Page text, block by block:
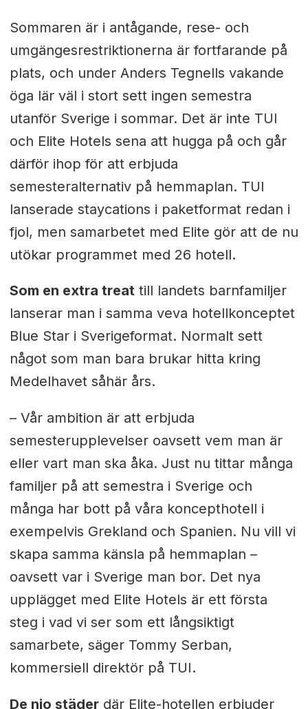
Sommaren är i antågande, rese- och
umgängesrestriktionerna är fortfarande på
plats, och under Anders Tegnells vakande
öga lär väl i stort sett ingen semestra
utanför Sverige i sommar. Det är inte TUI
och Elite Hotels sena att hugga på och går
därför ihop för att erbjuda
semesteralternativ på hemmaplan. TUI
lanserade staycations i paketformat redan i
fjol, men samarbetet med Elite gör att de nu
utökar programmet med 26 hotell.
Som en extra treattill landets barnfamiljer
lanserar man i samma veva hotellkonceptet
Blue Star i Sverigeformat. Normalt sett
något som man bara brukar hitta kring
Medelhavet såhär års.
– Vår ambition är att erbjuda
semesterupplevelser oavsett vem man är
eller vart man ska åka. Just nu tittar många
familjer på att semestra i Sverige och
många har bott på våra koncepthotell i
exempelvis Grekland och Spanien. Nu vill vi
skapa samma känsla på hemmaplan –
oavsett var i Sverige man bor. Det nya
upplägget med Elite Hotels är ett första
steg i vad vi ser som ett långsiktigt
samarbete, säger Tommy Serban,
kommersiell direktör på TUI.
De nio städerdär Elite-hotellen erbjuder